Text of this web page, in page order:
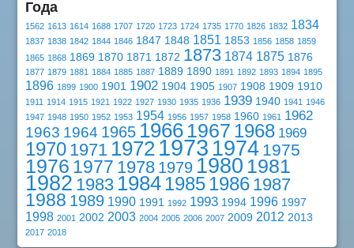
Года
1562 1613 1614 1688 1707 1720 1723 1724 1735 1770 1826 1832 1834
1837 1838 1842 1844 1846 1847 1848 1851 1853 1856 1858 1859
1865 1868 1869 1870 1871 1872 1873 1874 1875 1876
1877 1879 1881 1884 1885 1887 1889 1890 1891 1892 1893 1894 1895
1896 1899 1900 1901 1902 1904 1905 1907 1908 1909 1910
1911 1914 1915 1921 1922 1927 1930 1935 1936 1939 1940 1941
1946
1947 1948 1950 1952 1953 1954 1956 1957 1958 1960 1961 1962
1963 1964 1965 1966 1967 1968 1969
1970 1971 1972 1973 1974 1975
1976 1977 1978 1979 1980 1981
1982 1983 198419851986 1987
1988 1989 1990 1991 1992 1993 1994 1996 1997
1998 2001 2002 2003 2004 2005 2006 2007 2009 2012 2013
2017 2018